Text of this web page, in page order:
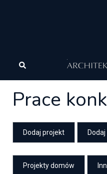
Architektura Architektura
Prace
Dodaj projekt
Projekty domów